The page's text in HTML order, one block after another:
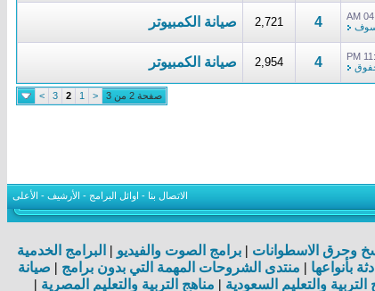
4
2,721 صيانة الكمبيوتر
4
2,954 صيانة الكمبيوتر
صفحة 2 من 3 <
1
2
3
>
الاتصال بنا - اوائل البرامج - الأرشيف - الأعلى
وحرق الاسطوانات | برامج الصوت والفيديو | البرامج الخدمية
بأنواعها | منتدى الشروحات المهمة التي بدون برامج | صيانة
التربية والتعليم السعودية | مناهج التربية والتعليم المصرية |